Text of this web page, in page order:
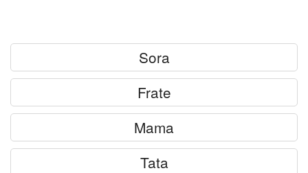
Felicitari muzicale personalizate
Felicitari animate
Invitatii personalizate
Sora
Frate
Mama
Tata